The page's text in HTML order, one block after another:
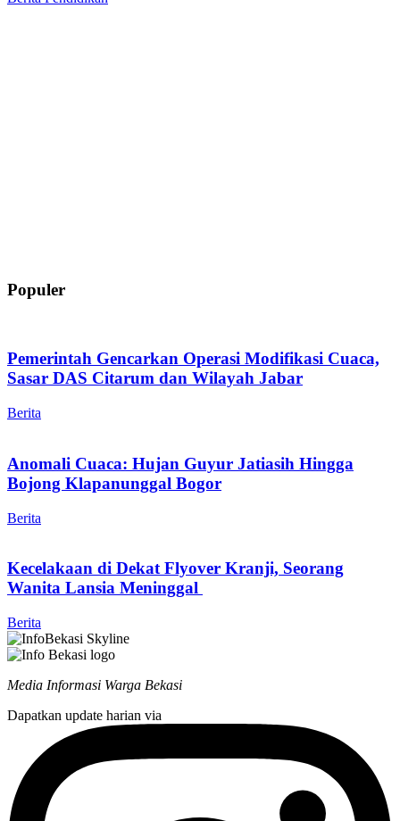
Populer
Pemerintah Gencarkan Operasi Modifikasi Cuaca,
Sasar DAS Citarum dan Wilayah Jabar
Berita
Anomali Cuaca: Hujan Guyur Jatiasih Hingga
Bojong Klapanunggal Bogor
Berita
Kecelakaan di Dekat Flyover Kranji, Seorang
Wanita Lansia Meninggal
Berita
Media Informasi Warga Bekasi
Dapatkan update harian via